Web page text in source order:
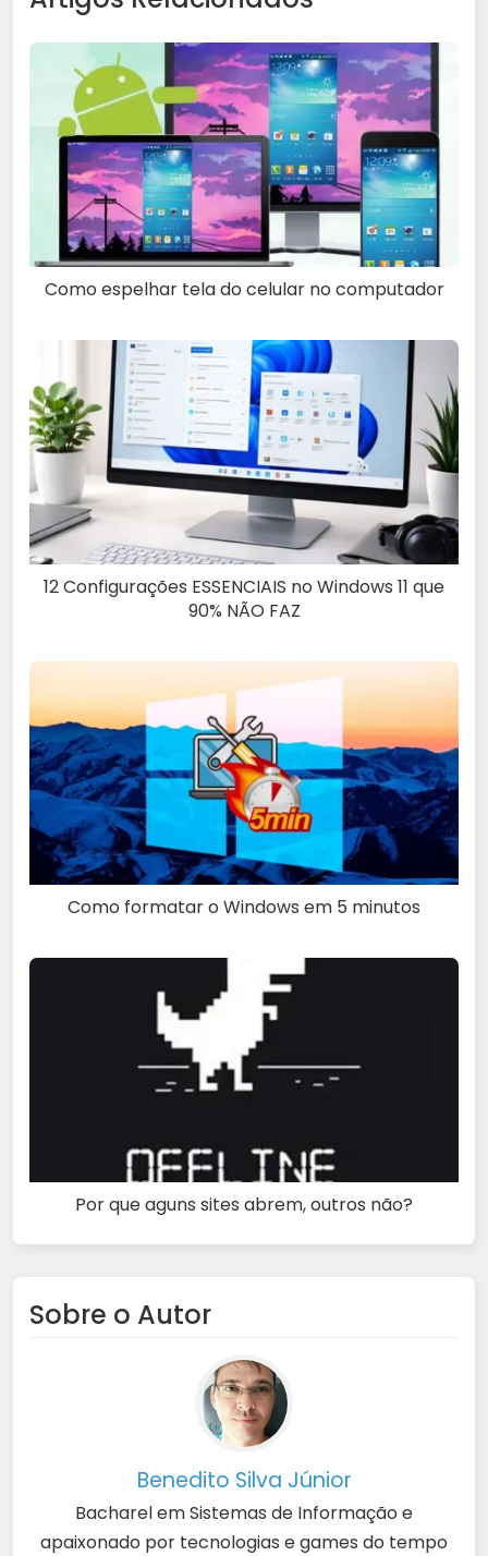
Como espelhar tela do celular no computador
12 Configurações ESSENCIAIS no Windows 11 que
90% NÃO FAZ
Como formatar o Windows em 5 minutos
Por que aguns sites abrem, outros não?
Sobre o Autor
Benedito Silva Júnior
Bacharel em Sistemas de Informação e
apaixonado por tecnologias e games do tempo